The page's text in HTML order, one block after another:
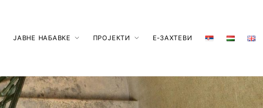
ЈАВНЕ НАБАВКЕ ПРОЈЕКТИ Е-ЗАХТЕВИ